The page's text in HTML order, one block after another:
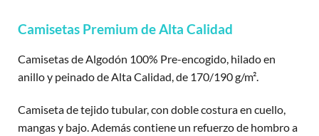
Camisetas Premium de Alta Calidad
Camisetas de Algodón 100% Pre-encogido, hilado en
anillo y peinado de Alta Calidad, de 170/190 g/m².
Camiseta de tejido tubular, con doble costura en cuello,
mangas y bajo. Además contiene un refuerzo de hombro a